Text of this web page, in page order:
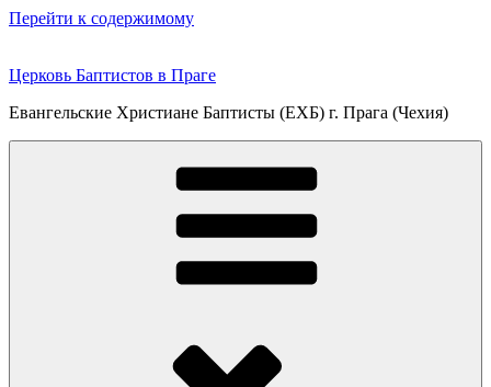
Перейти к содержимому
Церковь Баптистов в Праге
Евангельские Христиане Баптисты (ЕХБ) г. Прага (Чехия)